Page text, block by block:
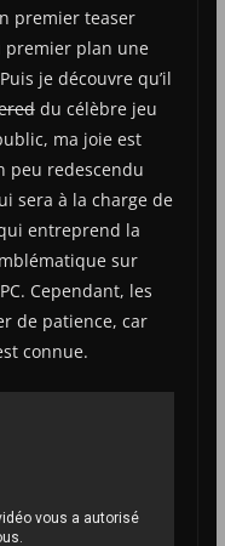
premier teaser
premier plan une
je découvre qu’il
du célèbre jeu
ma joie est
peu redescendu
sera à la charge de
entreprend la
sur
Cependant, les
de patience, car
connue.